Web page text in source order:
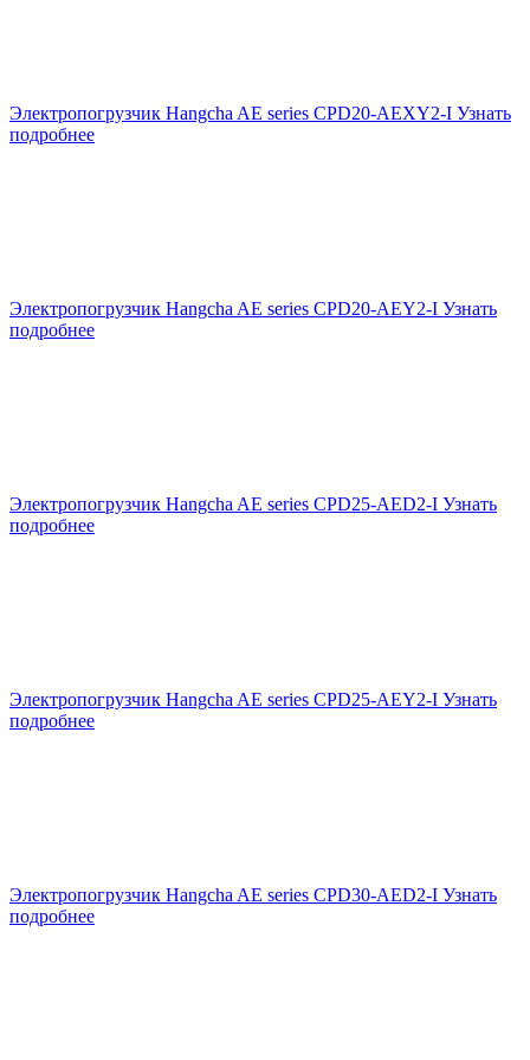
Электропогрузчик Hangcha AE series CPD20-AEXY2-I Узнать
подробнее
Электропогрузчик Hangcha AE series CPD20-AEY2-I Узнать
подробнее
Электропогрузчик Hangcha AE series CPD25-AED2-I Узнать
подробнее
Электропогрузчик Hangcha AE series CPD25-AEY2-I Узнать
подробнее
Электропогрузчик Hangcha AE series CPD30-AED2-I Узнать
подробнее